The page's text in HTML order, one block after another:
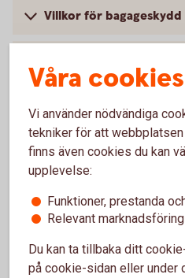
Villkor för bagageskydd
Köpförsäkring
Under tabellen hittar du
Köpförsäkring – när du
Våra
Vi använder nödvändiga
tekniker för att
finns även cookies du kan
upplevelse:
Funktioner, prestanda
Relevant marknadsföring
Du kan ta tillbaka ditt
på cookie-sidan eller under